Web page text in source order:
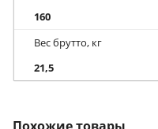
160
Вес брутто, кг
21,5